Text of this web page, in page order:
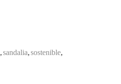
,sandalia,sostenible,